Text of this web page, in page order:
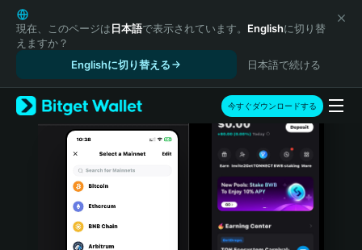
English
日本語
Tiếng Việt
Español (Latinoamérica)
Türkçe
Italiano
Português (Portugal)
Bahasa Indonesia
現在、このページは日本語で表示されています。 Englishに切り替
えますか？
Englishに切り替える
日本語で続ける
今すぐダウンロードする